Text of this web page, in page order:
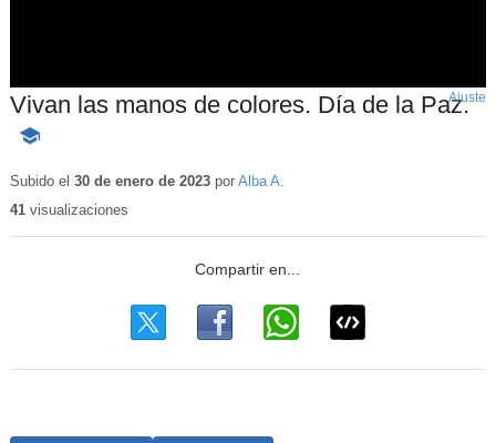
Vivan las manos de colores. Día de la Paz.
-
educativo
Ajuste
Subido el 30 de enero de 2023por Alba A.
41visualizaciones